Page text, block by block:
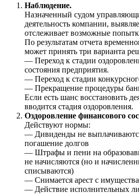
Наблюдение.
Назначенный судом
деятельность компании,
отслеживает возможные
По результатам отчета
может принять три варианта
— Переход к стадии
состояния предприятия.
— Переход к стадии
— Прекращение процедуры
Если есть шанс восстановить
вводится стадия оздоровления.
Оздоровление финансового
Действуют нормы:
— Дивиденды не
погашение долгов
— Штрафы и пени на
не начисляются (но и
списываются)
— Снимается арест с
— Действие исполнительных